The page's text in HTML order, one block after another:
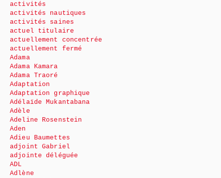
activités
activités nautiques
activités saines
actuel titulaire
actuellement concentrée
actuellement fermé
Adama
Adama Kamara
Adama Traoré
Adaptation
Adaptation graphique
Adélaïde Mukantabana
Adèle
Adeline Rosenstein
Aden
Adieu Baumettes
adjoint Gabriel
adjointe déléguée
ADL
Adlène